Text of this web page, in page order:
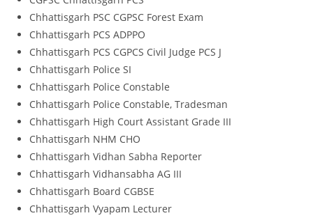
Chhattisgarh PSC CGPSC Forest Exam
Chhattisgarh PCS ADPPO
Chhattisgarh PCS CGPCS Civil Judge PCS J
Chhattisgarh Police SI
Chhattisgarh Police Constable
Chhattisgarh Police Constable, Tradesman
Chhattisgarh High Court Assistant Grade III
Chhattisgarh NHM CHO
Chhattisgarh Vidhan Sabha Reporter
Chhattisgarh Vidhansabha AG III
Chhattisgarh Board CGBSE
Chhattisgarh Vyapam Lecturer